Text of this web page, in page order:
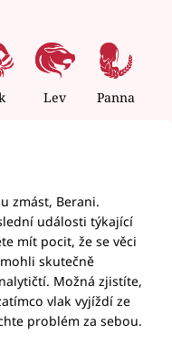
Lev Panna
zmást, Berani.
události týkající
mít pocit, že se věci
skutečně
Možná zjistíte,
vlak vyjíždí ze
problém za sebou.